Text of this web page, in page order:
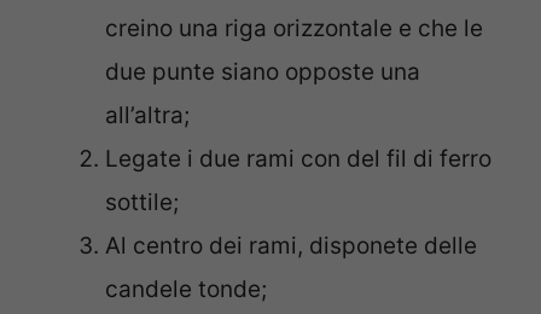
creino una riga orizzontale e che le
due punte siano opposte una
all’altra;
Legate i due rami con del fil di ferro
sottile;
Al centro dei rami, disponete delle
candele tonde;